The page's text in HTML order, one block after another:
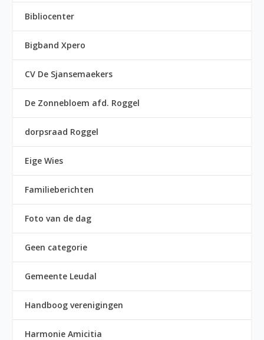
Bibliocenter
Bigband Xpero
CV De Sjansemaekers
De Zonnebloem afd. Roggel
dorpsraad Roggel
Eige Wies
Familieberichten
Foto van de dag
Geen categorie
Gemeente Leudal
Handboog verenigingen
Harmonie Amicitia